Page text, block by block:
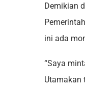
Demikian
ini ada
“Saya
Utamakan